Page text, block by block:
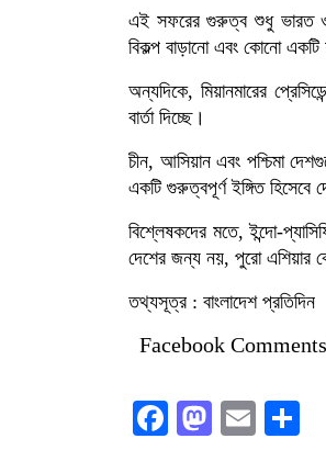
এই সফরের গুরুত্ব শুধু ভারত ও
বিকল্প বাড়ানো এবং কোনো
অন্যদিকে, মিয়ানমারের
বার্তা দিচ্ছে।
চীন, আসিয়ান এবং পশ্চিমা
একটি গুরুত্বপূর্ণ ইঙ্গিত হিসেবে
বিশ্লেষকদের মতে, ইন্দো-
দেশের জন্য নয়, পুরো এশিয়ার
তথ্যসূত্র : বাংলাদেশ প্রতিদিন
Facebook
Facebook
Email